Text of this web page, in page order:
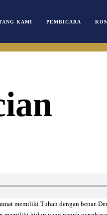
KAMI PEMBICARA
memiliki Tuhan dengan benar.